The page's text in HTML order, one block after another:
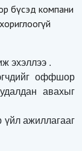
эхэллээ .
оффшор
авахыг
ажиллагааг